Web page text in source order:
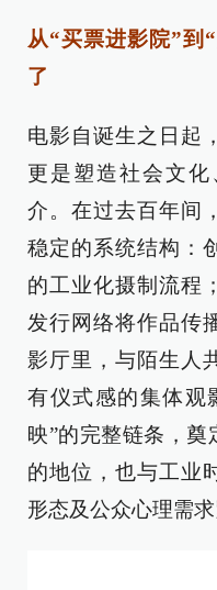
从“买票进影院”到
了
电影自诞生之日起
更是塑造社会文
介。在过去百年间
稳定的系统结构：
的工业化摄制流程
发行网络将作品传
影厅里，与陌生人
有仪式感的集体
映”的完整链条，
的地位，也与工业
形态及公众心理需求